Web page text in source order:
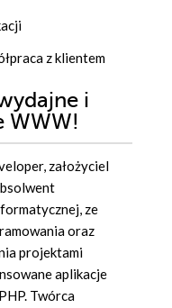
z klientem
i
WWW!
założyciel
ze
oraz
projektami
aplikacje
Twórca